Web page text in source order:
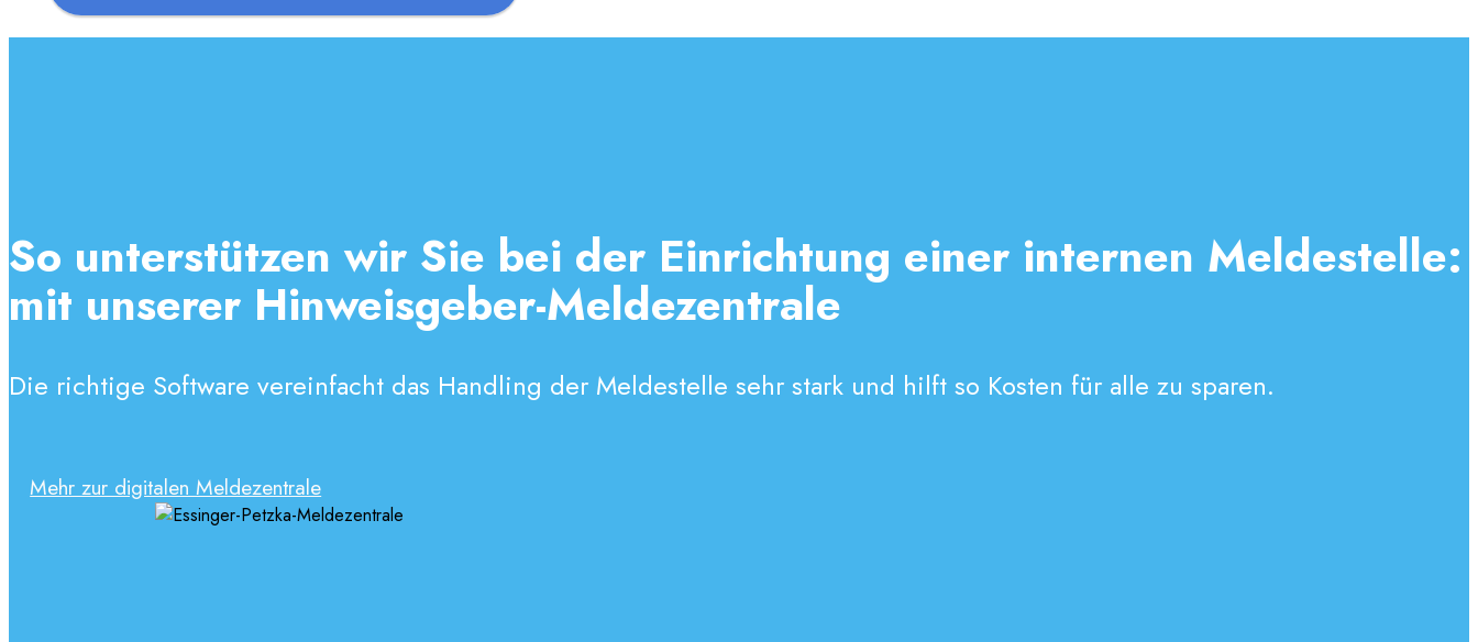
So unterstützen wir Sie bei der Einrichtung einer internen Meldestelle:
mit unserer Hinweisgeber-Meldezentrale
Die richtige Software vereinfacht das Handling der Meldestelle sehr stark und hilft so Kosten für alle zu sparen.
Mehr zur digitalen Meldezentrale